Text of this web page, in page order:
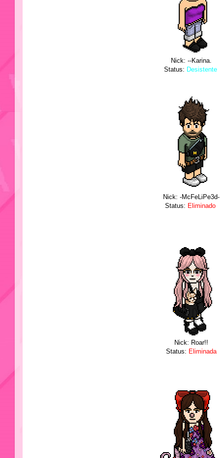
Nick: --Karina.
Status: Desistente
Nick: -McFeLiPe3d-
Status: Eliminado
Nick: Roar!!
Status: Eliminada